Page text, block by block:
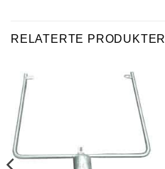
RELATERTE PRODUKTER